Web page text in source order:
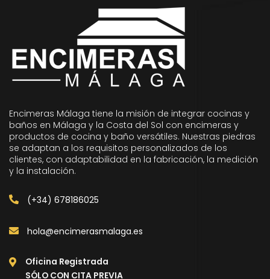
Encimeras Málaga tiene la misión de integrar cocinas y
baños en Málaga y la Costa del Sol con encimeras y
productos de cocina y baño versátiles. Nuestras piedras
se adaptan a los requisitos personalizados de los
clientes, con adaptabilidad en la fabricación, la medición
y la instalación.
(+34) 678186025
hola@encimerasmalaga.es
Oficina Registrada
SÓLO CON CITA PREVIA